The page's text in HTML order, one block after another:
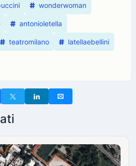
wonderwoman
antonioletella
teatromilano latellaebellini